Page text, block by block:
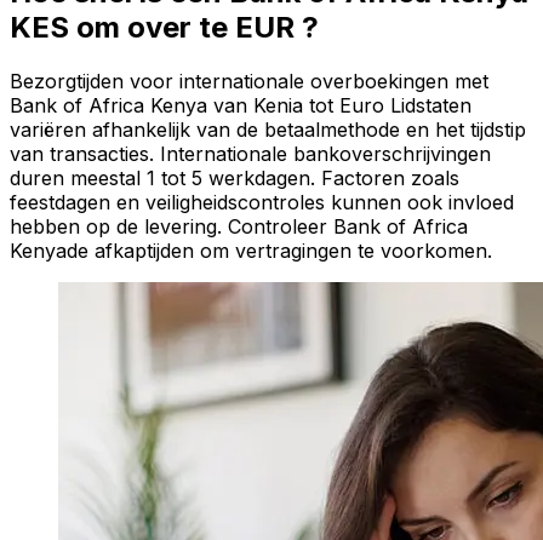
KES om over te EUR ?
Bezorgtijden voor internationale overboekingen met
Bank of Africa Kenya van Kenia tot Euro Lidstaten
variëren afhankelijk van de betaalmethode en het tijdstip
van transacties. Internationale bankoverschrijvingen
duren meestal 1 tot 5 werkdagen. Factoren zoals
feestdagen en veiligheidscontroles kunnen ook invloed
hebben op de levering. Controleer Bank of Africa
Kenyade afkaptijden om vertragingen te voorkomen.